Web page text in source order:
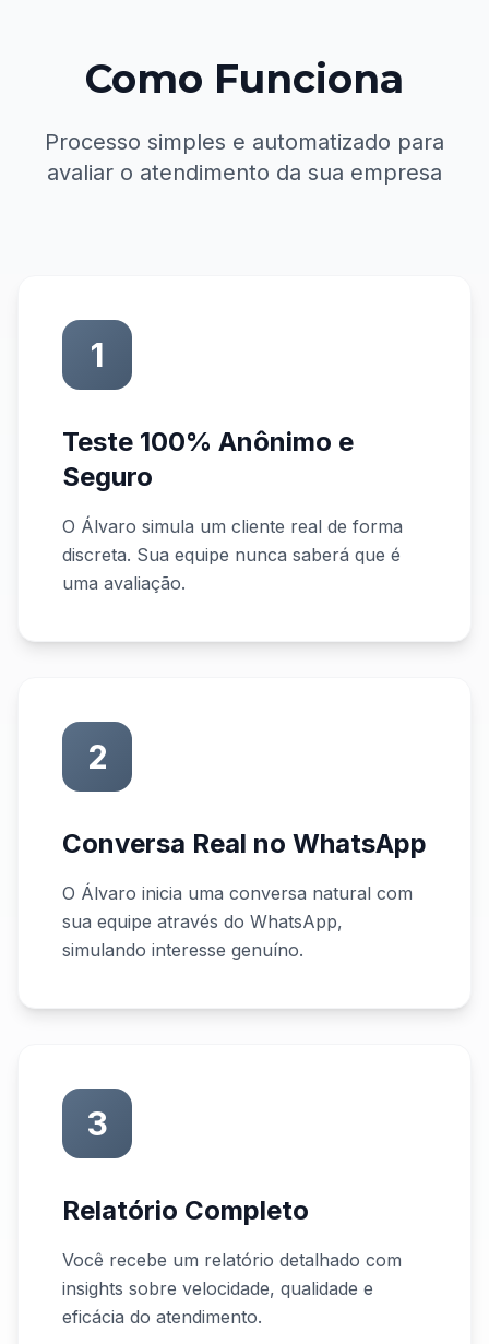
Como Funciona
Processo simples e automatizado para
avaliar o atendimento da sua empresa
1
Teste 100% Anônimo e
Seguro
O Álvaro simula um cliente real de forma
discreta. Sua equipe nunca saberá que é
uma avaliação.
2
Conversa Real no WhatsApp
O Álvaro inicia uma conversa natural com
sua equipe através do WhatsApp,
simulando interesse genuíno.
3
Relatório Completo
Você recebe um relatório detalhado com
insights sobre velocidade, qualidade e
eficácia do atendimento.